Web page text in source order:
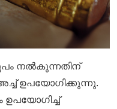
നൽകുന്നതിന്
ഉപയോഗിക്കുന്നു.